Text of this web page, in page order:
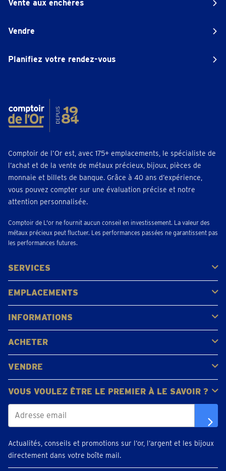
Vente aux enchères
Vendre
Planifiez votre rendez-vous
Comptoir de l’Or est, avec 175+ emplacements, le spécialiste de
l’achat et de la vente de métaux précieux, bijoux, pièces de
monnaie et billets de banque. Grâce à 40 ans d’expérience,
vous pouvez compter sur une évaluation précise et notre
attention personnalisée.
Comptoir de L'or ne fournit aucun conseil en investissement. La valeur des
métaux précieux peut fluctuer. Les performances passées ne garantissent pas
les performances futures.
SERVICES
Acheter
Vendre
Vente aux enchères
EMPLACEMENTS
Gerpinnes
Liège
Namur
Waterloo
Woluwe-Saint-Lambert
Voir tous les emplacements
INFORMATIONS
FAQ
Avis clients
ACHETER
Acheter de l'or
Acheter des pièces
Acheter de l'argent
VENDRE
Bijoux en or
Pièces d'or
Lingots d'or
VOUS VOULEZ ÊTRE LE PREMIER À LE SAVOIR ?
Actualités, conseils et promotions sur l’or, l’argent et les bijoux
directement dans votre boîte mail.